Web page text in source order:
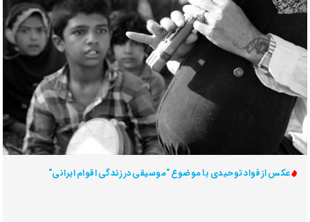
عکس از فواد توحیدی با موضوع "موسیقی در زندگی اقوام ایرانی"